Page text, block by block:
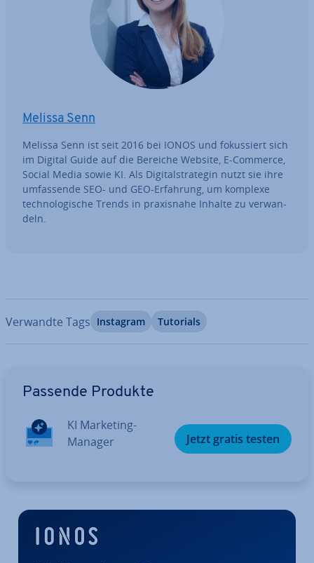
Melissa Senn
Melissa Senn ist seit 2016 bei IONOS und fo­kus­siert sich
im Digital Guide auf die Bereiche Website, E-Commerce,
Social Media sowie KI. Als Di­gi­tal­stra­te­gin nutzt sie ihre
um­fas­sen­de SEO- und GEO-Erfahrung, um komplexe
tech­no­lo­gi­sche Trends in pra­xis­na­he Inhalte zu ver­wan­
deln.
Verwandte Tags Instagram Tutorials
Passende Produkte
KI Marketing-
Manager
Jetzt gratis testen